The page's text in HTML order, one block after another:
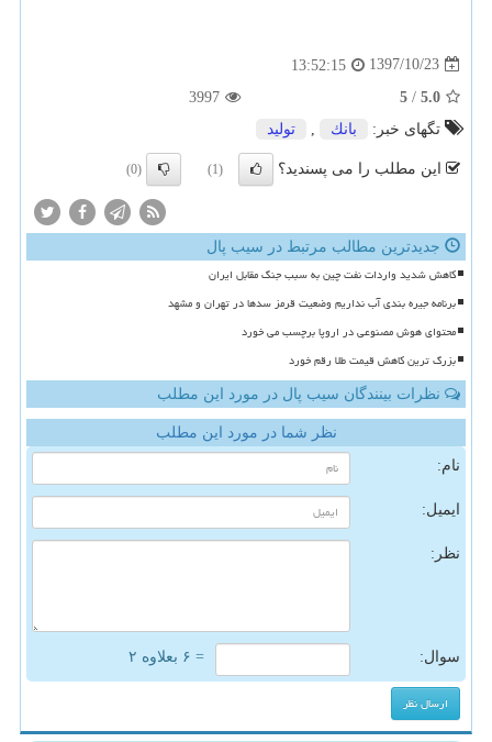
1397/10/23
13:52:15
5.0
/
5
3997
تگهای خبر:
بانك تولید
این مطلب را می پسندید؟ (1)
(0)
جدیدترین مطالب مرتبط در سیب پال
کاهش شدید واردات نفت چین به سبب جنگ مقابل ایران
برنامه جیره بندی آب نداریم وضعیت قرمز سدها در تهران و مشهد
محتوای هوش مصنوعی در اروپا برچسب می خورد
بزرگ ترین کاهش قیمت طلا رقم خورد
نظرات بینندگان سیب پال در مورد این مطلب
نظر شما در مورد این مطلب
نام:
ایمیل:
نظر:
سوال: = ۶ بعلاوه ۲